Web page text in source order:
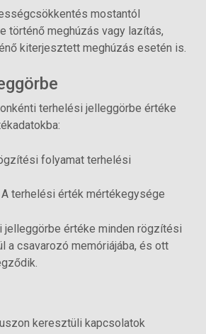
mostantól
történő meghúzás vagy lazítás,
kiterjesztett meghúzás esetén is.
terhelési jelleggörbe értéke
folyamat terhelési
terhelési érték mértékegysége
jelleggörbe értéke minden rögzítési
a csavarozó memóriájába, és ott
keresztüli kapcsolatok